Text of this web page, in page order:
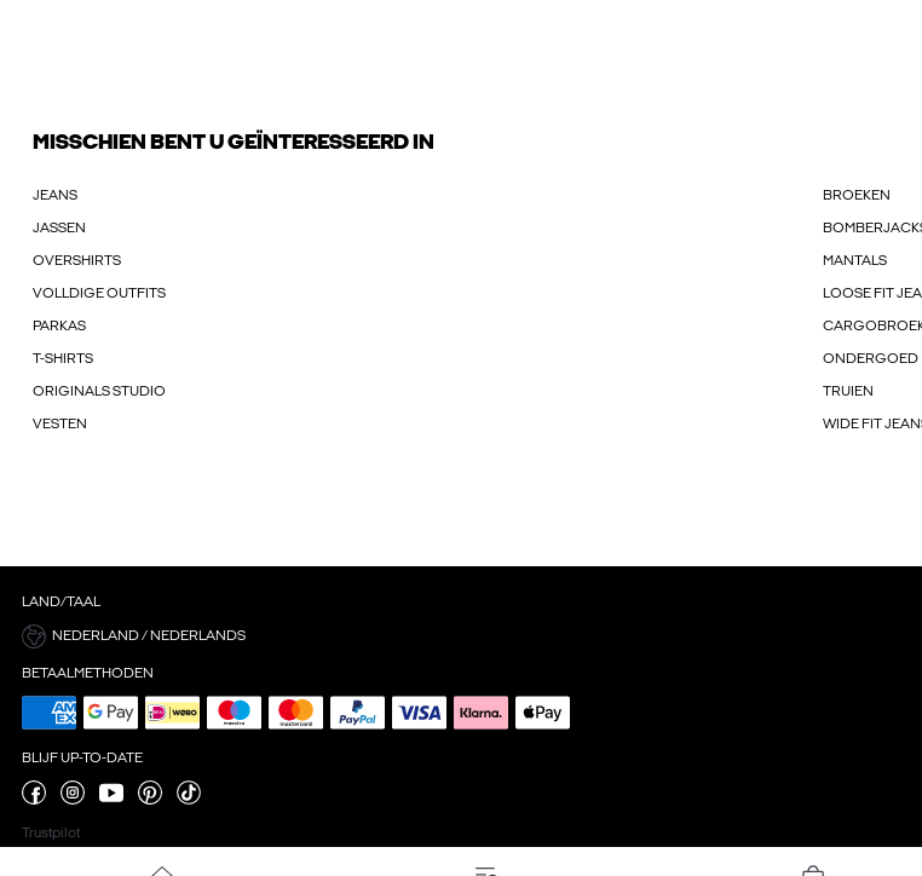
MISSCHIEN BENT U GEÏNTERESSEERD IN
JEANS BROEKEN
JASSEN
OVERSHIRTS MANTALS
VOLLDIGE OUTFITS LOOSE FIT
PARKAS
T-SHIRTS ONDERGOED
ORIGINALS STUDIO TRUIEN
VESTEN WIDE FIT
LAND/TAAL
NEDERLAND / NEDERLANDS
BETAALMETHODEN
BLIJF UP-TO-DATE
Trustpilot